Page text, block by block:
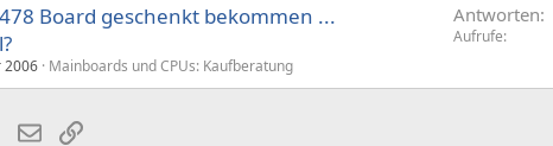
478 Board geschenkt bekommen ...
2006 Mainboards und CPUs: Kaufberatung
Antworten
Aufrufe
E-MailLink